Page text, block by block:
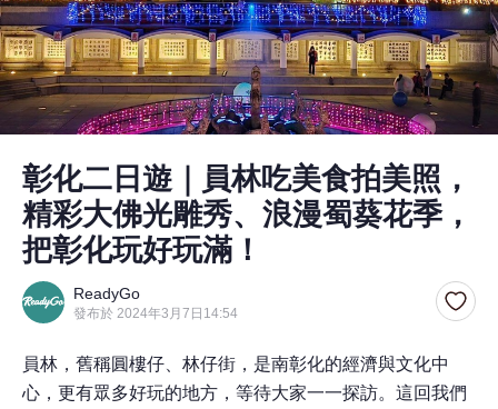
彰化二日遊｜員林吃美食拍美照，
精彩大佛光雕秀、浪漫蜀葵花季，
把彰化玩好玩滿！
ReadyGo
發布於 2024年3月7日14:54
員林，舊稱圓樓仔、林仔街，是南彰化的經濟與文化中
心，更有眾多好玩的地方，等待大家一一探訪。這回我們